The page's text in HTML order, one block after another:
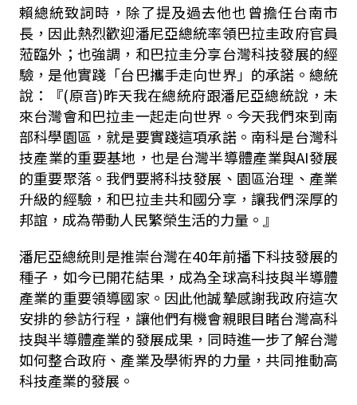
賴總統致詞時，除了提及過去他也曾擔任台南市
長，因此熱烈歡迎潘尼亞總統率領巴拉圭政府官員
蒞臨外；也強調，和巴拉圭分享台灣科技發展的經
驗，是他實踐「台巴攜手走向世界」的承諾。總統
說：『(原音)昨天我在總統府跟潘尼亞總統說，未
來台灣會和巴拉圭一起走向世界。今天我們來到南
部科學園區，就是要實踐這項承諾。南科是台灣科
技產業的重要基地，也是台灣半導體產業與AI發展
的重要聚落。我們要將科技發展、園區治理、產業
升級的經驗，和巴拉圭共和國分享，讓我們深厚的
邦誼，成為帶動人民繁榮生活的力量。』
潘尼亞總統則是推崇台灣在40年前播下科技發展的
種子，如今已開花結果，成為全球高科技與半導體
產業的重要領導國家。因此他誠摯感謝我政府這次
安排的參訪行程，讓他們有機會親眼目睹台灣高科
技與半導體產業的發展成果，同時進一步了解台灣
如何整合政府、產業及學術界的力量，共同推動高
科技產業的發展。